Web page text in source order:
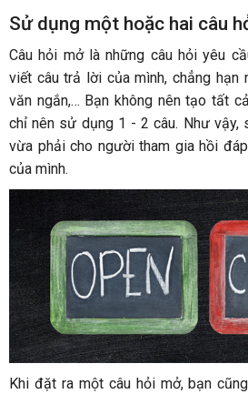
Sử dụng một hoặc hai câu
Câu hỏi mở là những câu hỏi yêu
viết câu trả lời của mình, chẳng hạn
văn ngắn,… Bạn không nên tạo tất
chỉ nên sử dụng 1 - 2 câu. Như vậy,
vừa phải cho người tham gia hồi
của mình.
Khi đặt ra một câu hỏi mở, bạn